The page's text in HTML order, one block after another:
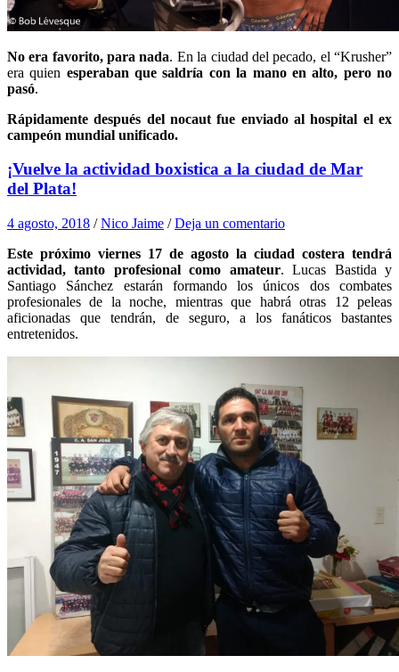
No era favorito, para nada. En la ciudad del pecado, el “Krusher”
era quien esperaban que saldría con la mano en alto, pero no
pasó.
Rápidamente después del nocaut fue enviado al hospital el ex
campeón mundial unificado.
¡Vuelve la actividad boxistica a la ciudad de Mar
del Plata!
4 agosto, 2018 /Nico Jaime /Deja un comentario
Este próximo viernes 17 de agosto la ciudad costera tendrá
actividad, tanto profesional como amateur. Lucas Bastida y
Santiago Sánchez estarán formando los únicos dos combates
profesionales de la noche, mientras que habrá otras 12 peleas
aficionadas que tendrán, de seguro, a los fanáticos bastantes
entretenidos.